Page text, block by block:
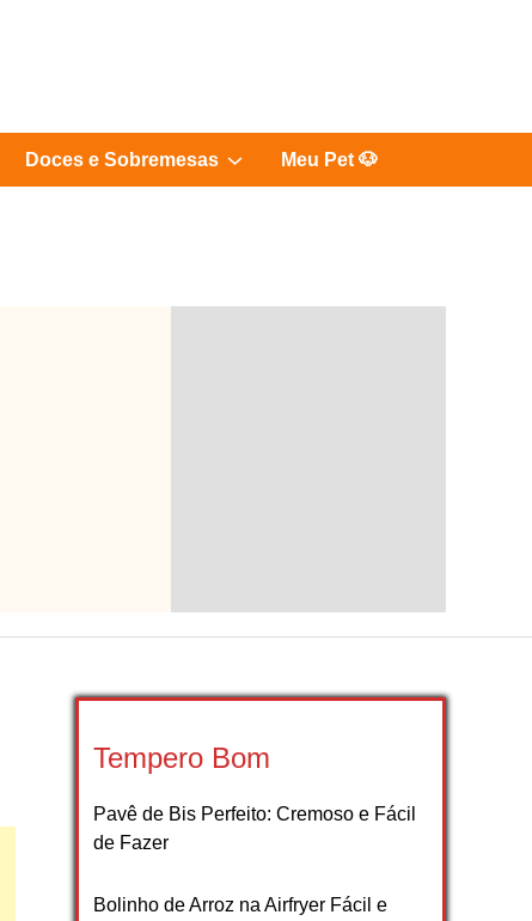
Doces e Sobremesas ShowMeu Pet 🐶
Tempero Bom
Pavê de Bis Perfeito: Cremoso e Fácil
de Fazer
Bolinho de Arroz na Airfryer Fácil e